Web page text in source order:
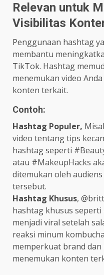
Relevan untuk
Visibilitas
Penggunaan hashtag
membantu
TikTok. Hashtag
menemukan video
konten terkait.
Contoh:
Hashtag Populer,
video tentang tips
hashtag seperti
atau #MakeupHacks
ditemukan oleh
tersebut.
Hashtag Khusus,
hashtag khusus
menjadi viral setelah
reaksi minum
memperkuat brand
menemukan konten